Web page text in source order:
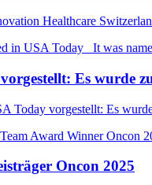
Healthcare
Es wurde
Today vorgestellt: Es
Oncon 2025